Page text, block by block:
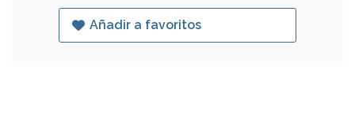
Añadir a favoritos